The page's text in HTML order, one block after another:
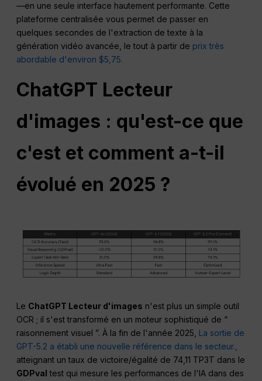
—en une seule interface hautement performante. Cette
plateforme centralisée vous permet de passer en
quelques secondes de l'extraction de texte à la
génération vidéo avancée, le tout à partir de prix très
abordable d'environ $5,75.
ChatGPT Lecteur
d'images : qu'est-ce que
c'est et comment a-t-il
évolué en 2025 ?
Le ChatGPT Lecteur d'images n'est plus un simple outil
OCR ; il s'est transformé en un moteur sophistiqué de “
raisonnement visuel ”. À la fin de l'année 2025, La sortie de
GPT-5.2 a établi une nouvelle référence dans le secteur.,
atteignant un taux de victoire/égalité de 74,11 TP3T dans le
GDPval test qui mesure les performances de l'IA dans des